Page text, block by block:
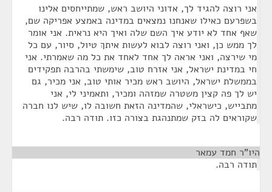
אני רוצה להגיד לך, אדוני היושב ראש, שמתייחסים אלינו
בשפרעם כאילו שאנחנו נמצאים במדינה באמצע אפריקה שם,
שאף אחד לא יודע איך השם שלה ואיך היא נראית. אני אומר
לך ממש כן, ואני רוצה לבוא לעשות איתךְ טיול, סיור, עם כל
מי שירצה, ואני אראה לך אחד לאחד את כל מה שאמרתי. אני
חי במדינת ישראל, אני אזרח טוב, שימשתי בהרבה תפקידים
בממשלת ישראל, היושב ראש מכיר אותי טוב, אני מכיר, גם
יש לך פה קצין משטרה שמזהה ומכיר, ותאמיני לי, אני
מתבייש, כישראלי, שהמדינה הזאת חשובה לו, שיש לנו חברה
שקוראים לה בזק שמתנהגת בצורה כזו. תודה רבה.
היו"ר חמד עמאר
תודה רבה.